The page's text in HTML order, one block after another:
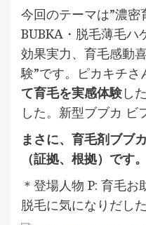
今回のテーマは”濃密
BUBKA・脱毛薄毛ハ
効果実力、育毛感動
験”です。ピカキチさ
て育毛を実感体験し
した。新型ブブカ ビ
まさに、育毛剤ブブ
（証拠、根拠）です。
＊登場人物 P: 育毛お
脱毛に気になりだし